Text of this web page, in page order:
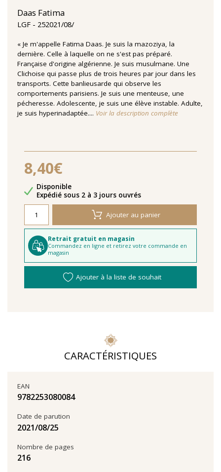
Daas Fatima
LGF 25‏/08‏/2021
« Je m'appelle Fatima Daas. Je suis la mazoziya, la
dernière. Celle à laquelle on ne s'est pas préparé.
Française d'origine algérienne. Je suis musulmane. Une
Clichoise qui passe plus de trois heures par jour dans les
transports. Cette banlieusarde qui observe les
comportements parisiens. Je suis une menteuse, une
pécheresse. Adolescente, je suis une élève instable. Adulte,
je suis hyperinadaptée.... Voir la description complète
8,40€
Disponibilité
Disponible
Délais de livraison
Expédié sous 2 à 3 jours ouvrés
Ajouter au panier
Retrait gratuit en magasin
Commandez en ligne et retirez votre commande en
magasin
Ajouter à la liste de souhait
CARACTÉRISTIQUES
EAN
9782253080084
Date de parution
25‏/08‏/2021
Nombre de pages
216